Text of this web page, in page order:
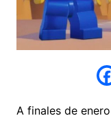
A finales de enero